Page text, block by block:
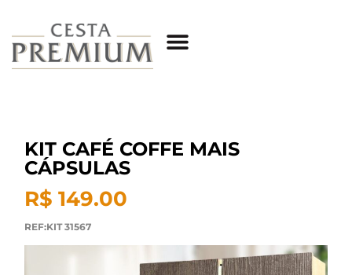
KIT CAFÉ COFFE MAIS
CÁPSULAS
R$ 149.00
REF:KIT 31567